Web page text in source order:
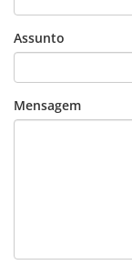
Assunto
Mensagem